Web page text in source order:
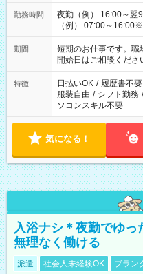
勤務時間
夜勤（例） 16:00～翌
（例） 07:00～
20:00※遅番 ※時間は
あれば調整できます
なります。★家庭の都
談ください。
期間
短期のお仕事です。
開始日はご相談くだ
特徴 日払いOK / 履歴書不要
服装自由 / シフト勤務 /
ソコンスキル不要
気になる！
入浴ナシ＊夜勤でゆっ
無理なく働ける
派遣 社会人未経験OK ブラン